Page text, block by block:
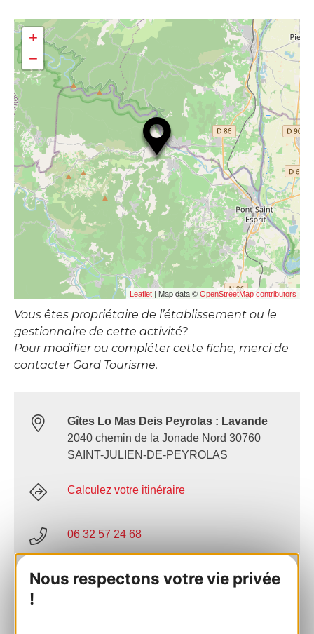
Nous respectons votre vie privée
!
+
−
Leaflet | Map data © OpenStreetMap contributors
Vous êtes propriétaire de l’établissement ou le
gestionnaire de cette activité?
Pour modifier ou compléter cette fiche, merci de
contacter Gard Tourisme.
Gîtes Lo Mas Deis Peyrolas : Lavande
2040 chemin de la Jonade Nord 30760
SAINT-JULIEN-DE-PEYROLAS
Calculez votre itinéraire
06 32 57 24 68
E-mail